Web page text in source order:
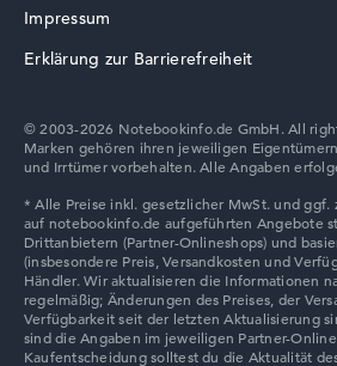
Impressum
Erklärung zur Barrierefreiheit
© 2003-2026 Notebookinfo.de GmbH. All
Marken gehören ihren jeweiligen
und Irrtümer vorbehalten. Alle Angaben